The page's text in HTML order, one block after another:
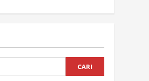
CARI